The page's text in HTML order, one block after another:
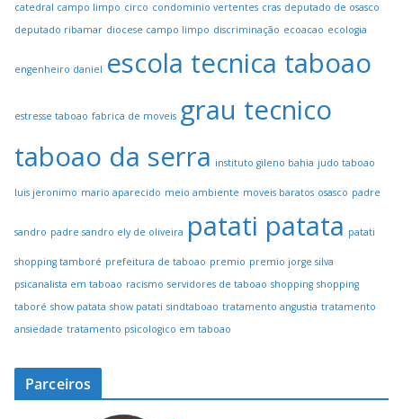
catedral campo limpo circo condominio vertentes cras deputado de osasco
deputado ribamar diocese campo limpo discriminação ecoacao ecologia
engenheiro daniel escola tecnica taboao
estresse taboao fabrica de moveis grau tecnico
taboao da serra instituto gileno bahia judo taboao
luis jeronimo mario aparecido meio ambiente moveis baratos osasco padre
sandro padre sandro ely de oliveira patati patata patati
shopping tamboré prefeitura de taboao premio premio jorge silva
psicanalista em taboao racismo servidores de taboao shopping shopping
taboré show patata show patati sindtaboao tratamento angustia tratamento
ansiedade tratamento psicologico em taboao
Parceiros